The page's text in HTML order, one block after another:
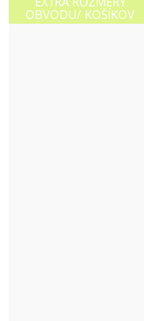
OBVODU/ KOŠÍKOV